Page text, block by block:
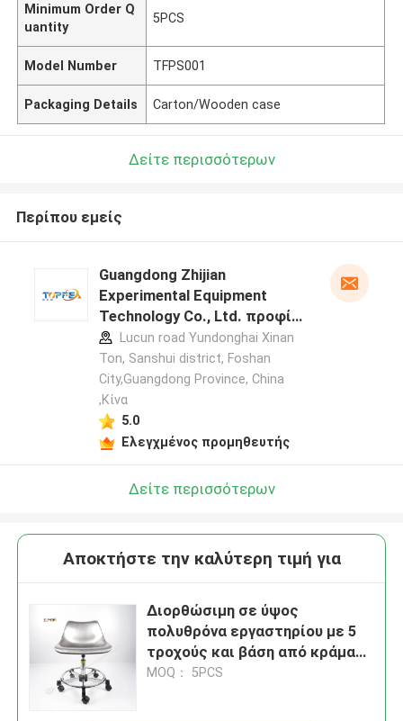
Minimum Order Q
uantity
5PCS
Model Number TFPS001
Packaging Details Carton/Wooden case
Δείτε περισσότερων
Περίπου εμείς
Guangdong Zhijian
Experimental Equipment
Technology Co., Ltd. προφίλ
κατασκευαστή
Lucun road Yundonghai Xinan
Ton, Sanshui district, Foshan
City,Guangdong Province, China
,Κίνα
5.0
Ελεγχμένος προμηθευτής
Δείτε περισσότερων
Αποκτήστε την καλύτερη τιμή για
Διορθώσιμη σε ύψος
πολυθρόνα εργαστηρίου με 5
τροχούς και βάση από κράμα
αλουμινίου 350 mm
MOQ： 5PCS